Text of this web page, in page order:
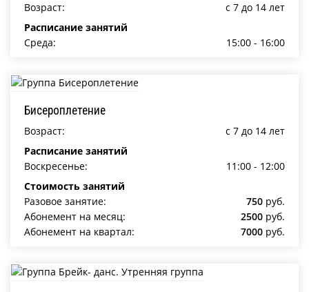
Возраст:
c 7 до 14 лет
Расписание занятий
Среда:
15:00 - 16:00
Бисероплетение
Возраст:
c 7 до 14 лет
Расписание занятий
Воскресенье:
11:00 - 12:00
Стоимость занятий
Разовое занятие:
750 руб.
Абонемент на месяц:
2500 руб.
Абонемент на квартал:
7000 руб.